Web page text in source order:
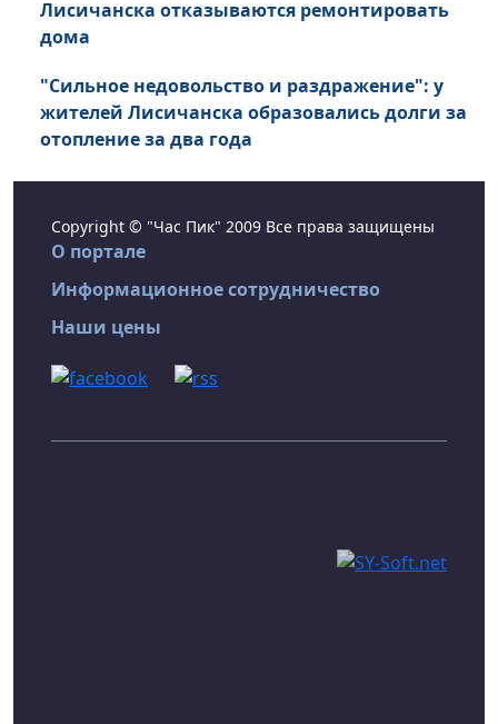
Лисичанска отказываются ремонтировать
дома
"Сильное недовольство и раздражение": у
жителей Лисичанска образовались долги за
отопление за два года
Copyright © "Час Пик" 2009 Все права защищены
О портале
Информационное сотрудничество
Наши цены